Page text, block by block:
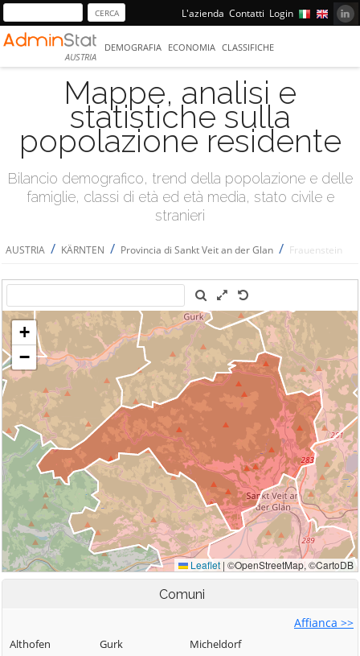
L'azienda Contatti Login
AUSTRIA
DEMOGRAFIA ECONOMIA CLASSIFICHE
Mappe, analisi e
statistiche sulla
popolazione residente
Bilancio demografico, trend della popolazione e delle
famiglie, classi di età ed età media, stato civile e
stranieri
AUSTRIA / KÄRNTEN / Provincia di Sankt Veit an der Glan / Frauenstein
Comuni
Affianca >>
Althofen
Gurk
Micheldorf